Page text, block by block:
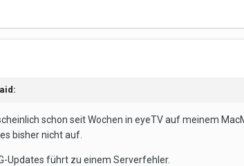
schon seit Wochen in eyeTV auf meinem
bisher nicht auf.
Updates führt zu einem Serverfehler.